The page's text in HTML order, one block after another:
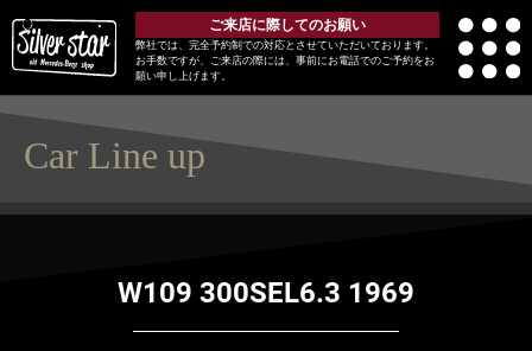
ご来店に際してのお願い
弊社では、完全予約制での対応とさせていただいております。
お手数ですが、ご来店の際には、事前にお電話でのご予約をお
願い申し上げます。
Car Line up
W109 300SEL6.3 1969